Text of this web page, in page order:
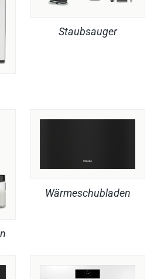
Staubsauger
Wärmeschubladen